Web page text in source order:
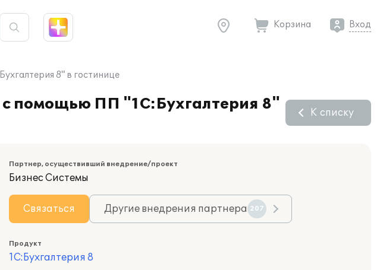
Корзина Вход
8" в гостинице
с помощью ПП "1С:Бухгалтерия 8"
К списку
Партнер, осуществивший внедрение/проект
Бизнес Системы
Связаться Другие внедрения партнера 207
Продукт
1С:Бухгалтерия 8